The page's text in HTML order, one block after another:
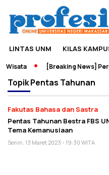
LINTAS UNM KILAS
[Breaking News]
TopikPentas Tahunan
Fakutas Bahasa dan Sastra
Pentas Tahunan Bestra FBS
Tema Kemanusiaan
Senin, 13 Maret 2023 - 19:30 WITA